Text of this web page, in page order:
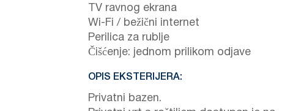
TV ravnog ekrana
Wi-Fi / bežični internet
Perilica za rublje
Čišćenje: jednom prilikom odjave
OPIS EKSTERIJERA:
Privatni bazen.